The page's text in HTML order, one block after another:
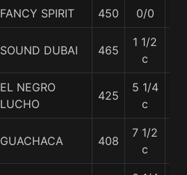
FANCY SPIRIT 450 0/0
SOUND DUBAI 465
1 1/2
c
EL NEGRO
LUCHO
425
5 1/4
c
GUACHACA 408
7 1/2
c